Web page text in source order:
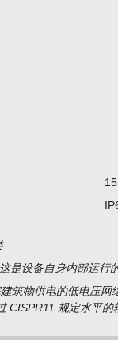
是设备自身内部运行
筑物供电的低电压
CISPR11 规定水平